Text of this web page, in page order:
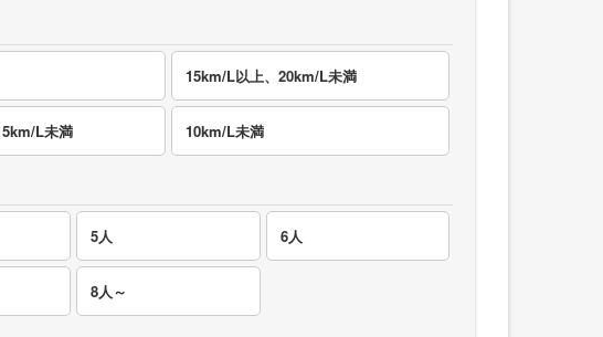
15km/L以上、20km/L未満
L未満 10km/L未満
5人 6人
8人～